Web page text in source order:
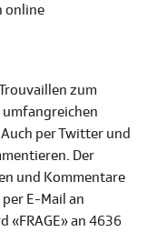
online
zum
umfangreichen
per Twitter und
Der
und Kommentare
E-Mail an
«FRAGE» an 4636